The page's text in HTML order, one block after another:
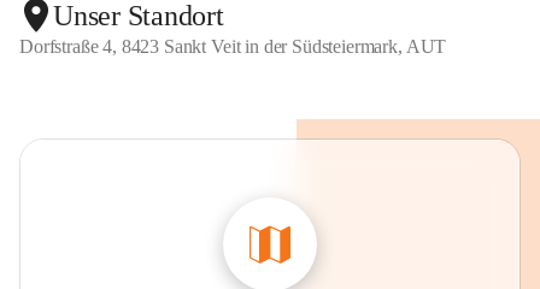
Unser Standort
Dorfstraße 4, 8423 Sankt Veit in der Südsteiermark, AUT